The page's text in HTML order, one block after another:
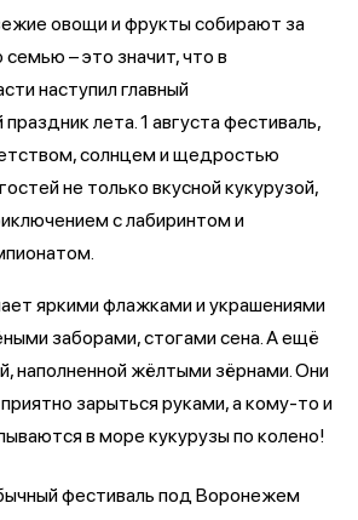
овощи и фрукты собирают за
– это значит, что в
наступил главный
лета. 1 августа фестиваль,
солнцем и щедростью
не только вкусной кукурузой,
с лабиринтом и
яркими флажками и украшениями
заборами, стогами сена. А ещё
наполненной жёлтыми зёрнами. Они
зарыться руками, а кому-то и
в море кукурузы по колено!